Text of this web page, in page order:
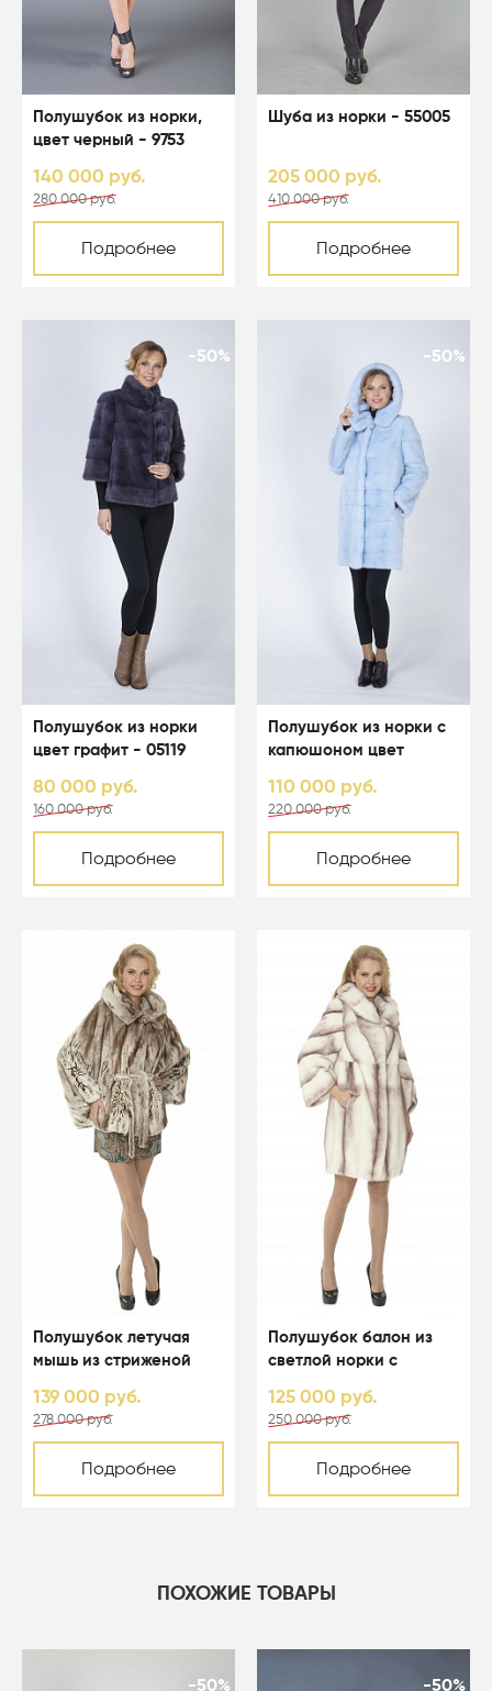
Полушубок из норки,
цвет черный - 9753
140 000 руб.
280 000 руб.
Подробнее
Шуба из норки - 55005
205 000 руб.
410 000 руб.
Подробнее
-50%
Полушубок из норки
цвет графит - 05119
80 000 руб.
160 000 руб.
Подробнее
-50%
Полушубок из норки с
капюшоном цвет
110 000 руб.
220 000 руб.
Подробнее
Полушубок летучая
мышь из стриженой
капюшоном - 01164
139 000 руб.
278 000 руб.
Подробнее
Полушубок балон из
светлой норки с
125 000 руб.
250 000 руб.
Подробнее
ПОХОЖИЕ ТОВАРЫ
-50% -50%